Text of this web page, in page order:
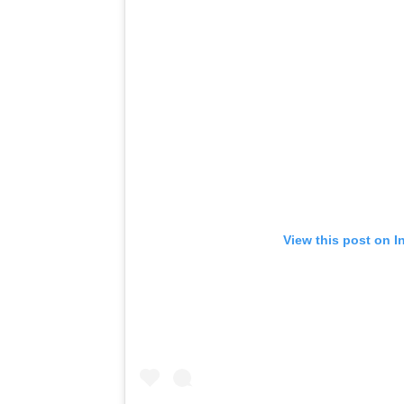
View this post on